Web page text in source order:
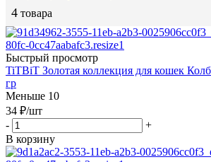
4 товара
Быстрый просмотр
TiTBiT Золотая коллекция для кошек
гр
Меньше 10
34 ₽/шт
-
+
В корзину